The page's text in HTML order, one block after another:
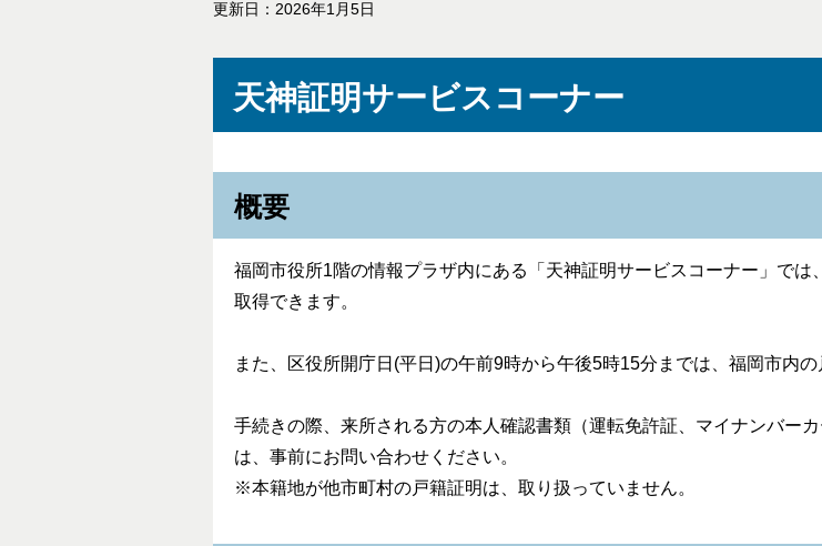
更新日：2026年1月5日
天神証明サービスコーナー
概要
福岡市役所1階の情報プラザ内にある「天神証明サービスコーナー」で
取得できます。
また、区役所開庁日(平日)の午前9時から午後5時15分までは、福岡市内の
手続きの際、来所される方の本人確認書類（運転免許証、マイナンバー
は、事前にお問い合わせください。
※本籍地が他市町村の戸籍証明は、取り扱っていません。